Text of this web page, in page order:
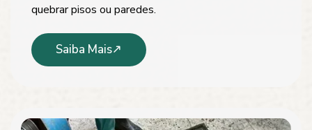
quebrar pisos ou paredes.
Saiba Mais